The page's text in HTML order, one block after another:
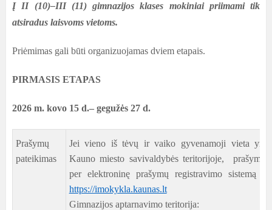
Į II (10)–III (11) gimnazijos klases mokiniai priimami tik
atsiradus laisvoms vietoms.
Priėmimas gali būti organizuojamas dviem etapais.
PIRMASIS ETAPAS
2026 m. kovo 15 d.– gegužės 27 d.
Prašymų
pateikimas
Jei vieno iš tėvų ir vaiko gyvenamoji vieta yra
Kauno miesto savivaldybės teritorijoje, prašymai
per elektroninę prašymų registravimo sistemą
https://imokykla.kaunas.lt
Gimnazijos aptarnavimo teritorija: